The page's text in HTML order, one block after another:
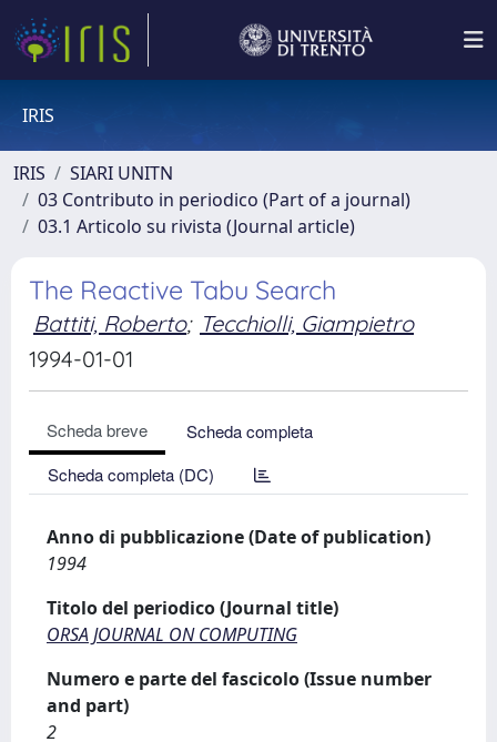
IRIS
IRIS
SIARI UNITN
03 Contributo in periodico (Part of a journal)
03.1 Articolo su rivista (Journal article)
The Reactive Tabu Search
Battiti, Roberto; Tecchiolli, Giampietro
1994-01-01
Scheda breve
Scheda completa
Scheda completa (DC)
Anno di pubblicazione (Date of publication)
1994
Titolo del periodico (Journal title)
ORSA JOURNAL ON COMPUTING
Numero e parte del fascicolo (Issue number
and part)
2